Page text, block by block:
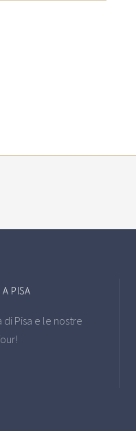
A PISA
Pisa e le nostre